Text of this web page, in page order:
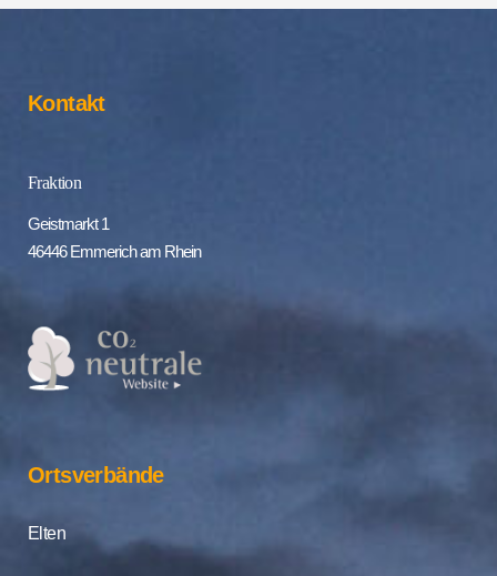
Kontakt
Fraktion
Geistmarkt 1
46446 Emmerich am Rhein
Ortsverbände
Elten